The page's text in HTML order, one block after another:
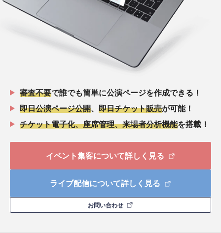
審査不要で誰でも簡単に公演ページを作成できる！
即日公演ページ公開
即日チケット販売が可能！
チケット電子化、座席管理、来場者分析機能を搭載！
イベント集客について詳しく見る
ライブ配信について詳しく見る
お問い合わせ